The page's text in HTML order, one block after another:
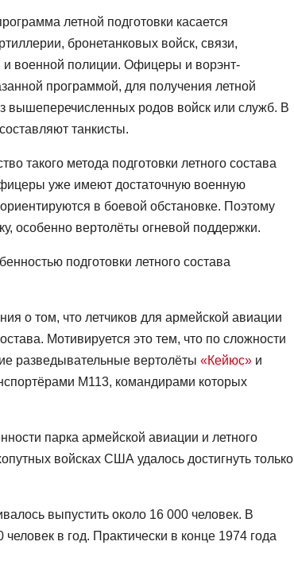
летной подготовки касается
бронетанковых войск, связи,
и военной полиции. Офицеры и ворэнт-
программой, для получения летной
вышеперечисленных родов войск или служб. В
танкисты.
такого метода подготовки летного состава
уже имеют достаточную военную
в боевой обстановке. Поэтому
особенно вертолёты огневой поддержки.
подготовки летного состава
о том, что летчиков для армейской авиации
Мотивируется это тем, что по сложности
разведывательные вертолёты «Кейюс» и
M113, командирами которых
парка армейской авиации и летного
войсках США удалось достигнуть только
выпустить около 16 000 человек. В
в год. Практически в конце 1974 года